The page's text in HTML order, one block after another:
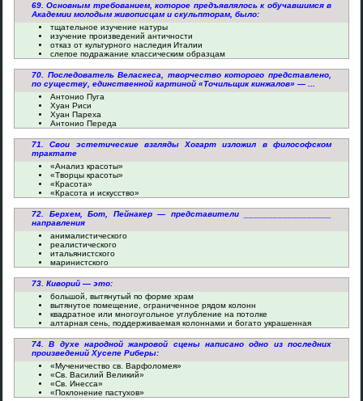
69. Основным требованием, которое предъявлялось к обучавшимся в
Академии молодым живописцам и скульпторам, было:
тщательное изучение натуры
изучение произведений античности
отказ от культурного наследия Италии
слепое подражание классическим образцам
70. Последователь Веласкеса, творчество которого представлено,
по существу, единственной картиной «Точильщик кинжалов» — ...
Антонио Пуга
Хуан Риси
Хуан Пареха
Антонио Переда
71. Свои эстетические взгляды Хогарт изложил в философском
трактате
«Анализ красоты»
«Творцы красоты»
«Красота»
«Красота и искусство»
72. Берхем, Бот, Пейнакер — представители __________________
направления
анималистического
реалистического
итальянистского
маринистского
73. Киворий — это:
большой, вытянутый по форме храм
вытянутое помещение, ограниченное рядом колонн
квадратное или многоугольное углубление на потолке
алтарная сень, поддерживаемая колоннами и богато украшенная
74. В духе народной жанровой сцены написано одно из последних
произведений Хусепе Риберы:
«Мученичество св. Варфоломея»
«Св. Василий Великий»
«Св. Инесса»
«Поклонение пастухов»